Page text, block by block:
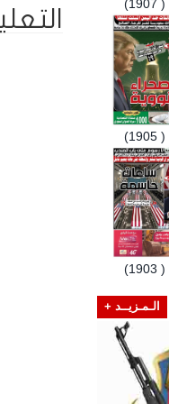
الـمـزيــد +